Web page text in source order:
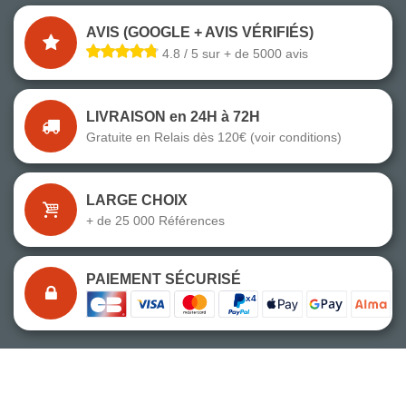
AVIS (GOOGLE + AVIS VÉRIFIÉS)
4.8 / 5 sur + de 5000 avis
LIVRAISON en 24H à 72H
Gratuite en Relais dès 120€ (voir conditions)
LARGE CHOIX
+ de 25 000 Références
PAIEMENT SÉCURISÉ